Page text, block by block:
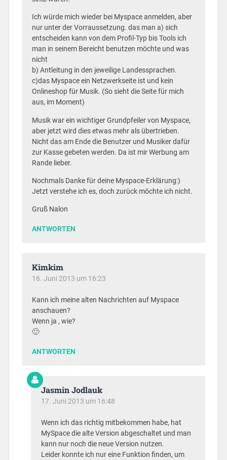
Ich würde mich wieder bei Myspace anmelden, aber
nur unter der Vorraussetzung. das man a) sich
entscheiden kann von dem Profil-Typ bis Tools ich
man in seinem Bereicht benutzen möchte und was
nicht
b) Antleitung in den jeweilige Landessprachen.
c)das Myspace ein Netzwerkseite ist und kein
Onlineshop für Musik. (So sieht die Seite für mich
aus, im Moment)
Musik war ein wichtiger Grundpfeiler von Myspace,
aber jetzt wird dies etwas mehr als übertrieben.
Nicht das am Ende die Benutzer und Musiker dafür
zur Kasse gebeten werden. Da ist mir Werbung am
Rande lieber.
Nochmals Danke für deine Myspace-Erklärung:)
Jetzt verstehe ich es, doch zurück möchte ich nicht.
Gruß Nalon
ANTWORTEN
Kimkim
16. Juni 2013 um 16:23
Kann ich meine alten Nachrichten auf Myspace
anschauen?
Wenn ja , wie?
🙂
ANTWORTEN
Jasmin Jodlauk
17. Juni 2013 um 16:48
Wenn ich das richtig mitbekommen habe, hat
MySpace die alte Version abgeschaltet und man
kann nur noch die neue Version nutzen.
Leider konnte ich nur eine Funktion finden, um